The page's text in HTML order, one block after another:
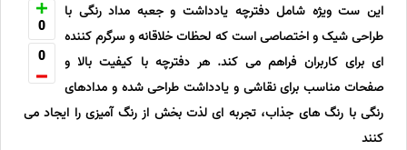
0
0
این ست ویژه شامل دفترچه یادداشت و جعبه مداد رنگی با
طراحی شیک و اختصاصی است که لحظات خلاقانه و سرگرم کننده
ای برای کاربران فراهم می کند. هر دفترچه با کیفیت بالا و
صفحات مناسب برای نقاشی و یادداشت طراحی شده و مدادهای
رنگی با رنگ های جذاب، تجربه ای لذت بخش از رنگ آمیزی را ایجاد می
کنند